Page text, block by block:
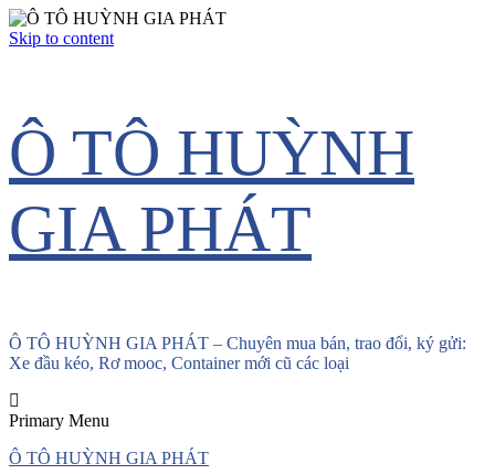
Skip to content
Ô TÔ HUỲNH
GIA PHÁT
Ô TÔ HUỲNH GIA PHÁT – Chuyên mua bán, trao đổi, ký gửi:
Xe đầu kéo, Rơ mooc, Container mới cũ các loại
Primary Menu
Ô TÔ HUỲNH GIA PHÁT